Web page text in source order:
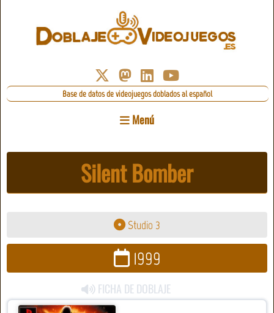
Base de datos de videojuegos doblados al español
Menú
Silent Bomber
Studio 3
1999
FICHA DE DOBLAJE